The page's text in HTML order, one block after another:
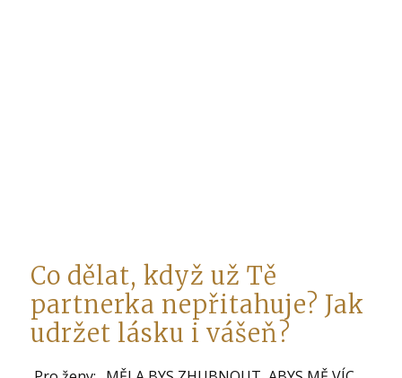
Co dělat, když už Tě
partnerka nepřitahuje? Jak
udržet lásku i vášeň?